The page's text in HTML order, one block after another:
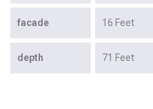
facade 16 Feet
depth 71 Feet